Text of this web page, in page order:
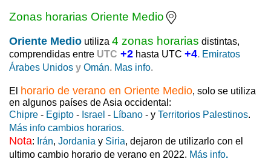
Zonas horarias Oriente Medio
Oriente Medio utiliza 4 zonas horarias distintas,
comprendidas entre UTC +2 hasta UTC +4. Emiratos
Árabes Unidos y Omán. Mas info.
El horario de verano en Oriente Medio, solo se utiliza
en algunos países de Asia occidental:
Chipre - Egipto - Israel - Líbano - y Territorios Palestinos.
Más info cambios horarios.
Nota: Irán, Jordania y Siria, dejaron de utilizarlo con el
ultimo cambio horario de verano en 2022. Más info.